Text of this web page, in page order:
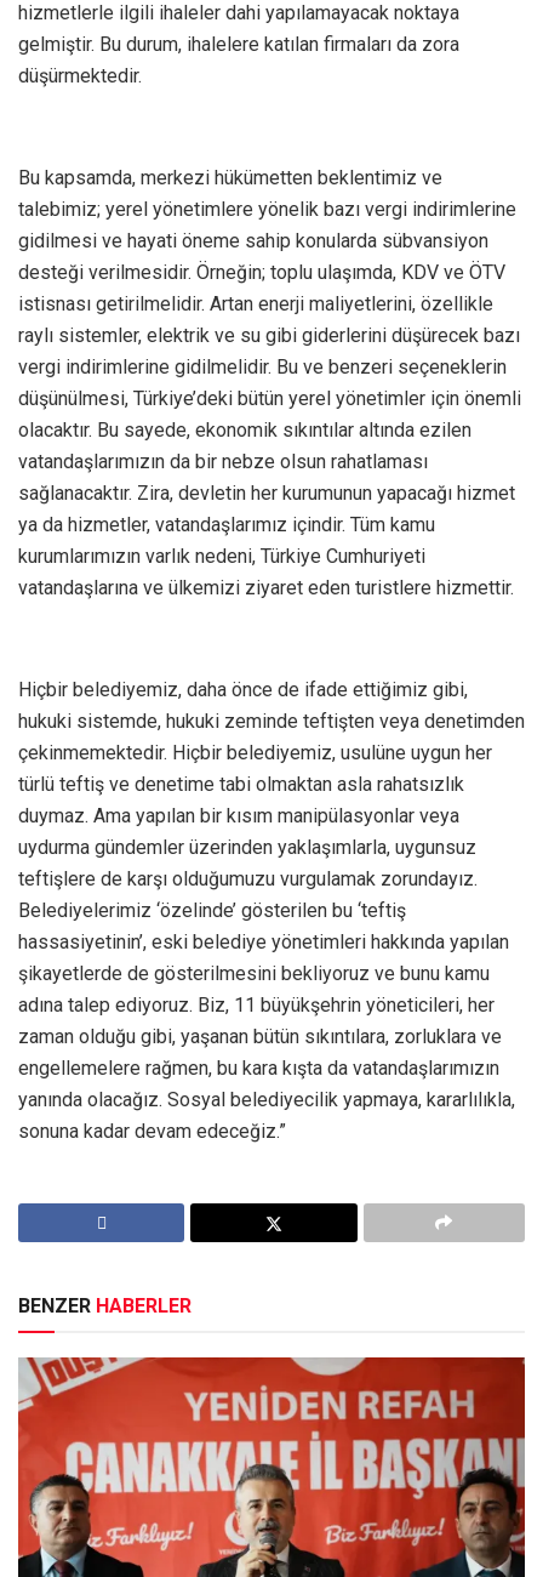
hizmetlerle ilgili ihaleler dahi yapılamayacak noktaya
gelmiştir. Bu durum, ihalelere katılan firmaları da zora
düşürmektedir.
Bu kapsamda, merkezi hükümetten beklentimiz ve
talebimiz; yerel yönetimlere yönelik bazı vergi indirimlerine
gidilmesi ve hayati öneme sahip konularda sübvansiyon
desteği verilmesidir. Örneğin; toplu ulaşımda, KDV ve ÖTV
istisnası getirilmelidir. Artan enerji maliyetlerini, özellikle
raylı sistemler, elektrik ve su gibi giderlerini düşürecek bazı
vergi indirimlerine gidilmelidir. Bu ve benzeri seçeneklerin
düşünülmesi, Türkiye’deki bütün yerel yönetimler için önemli
olacaktır. Bu sayede, ekonomik sıkıntılar altında ezilen
vatandaşlarımızın da bir nebze olsun rahatlaması
sağlanacaktır. Zira, devletin her kurumunun yapacağı hizmet
ya da hizmetler, vatandaşlarımız içindir. Tüm kamu
kurumlarımızın varlık nedeni, Türkiye Cumhuriyeti
vatandaşlarına ve ülkemizi ziyaret eden turistlere hizmettir.
Hiçbir belediyemiz, daha önce de ifade ettiğimiz gibi,
hukuki sistemde, hukuki zeminde teftişten veya denetimden
çekinmemektedir. Hiçbir belediyemiz, usulüne uygun her
türlü teftiş ve denetime tabi olmaktan asla rahatsızlık
duymaz. Ama yapılan bir kısım manipülasyonlar veya
uydurma gündemler üzerinden yaklaşımlarla, uygunsuz
teftişlere de karşı olduğumuzu vurgulamak zorundayız.
Belediyelerimiz ‘özelinde’ gösterilen bu ‘teftiş
hassasiyetinin’, eski belediye yönetimleri hakkında yapılan
şikayetlerde de gösterilmesini bekliyoruz ve bunu kamu
adına talep ediyoruz. Biz, 11 büyükşehrin yöneticileri, her
zaman olduğu gibi, yaşanan bütün sıkıntılara, zorluklara ve
engellemelere rağmen, bu kara kışta da vatandaşlarımızın
yanında olacağız. Sosyal belediyecilik yapmaya, kararlılıkla,
sonuna kadar devam edeceğiz.”
BENZER HABERLER